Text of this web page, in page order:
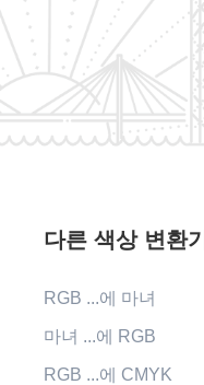
다른 색상 변환
RGB ...에 마녀
마녀 ...에 RGB
RGB ...에 CMYK